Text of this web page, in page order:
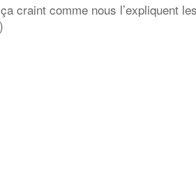
craint comme nous l’expliquent